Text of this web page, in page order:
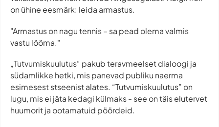
on ühine eesmärk: leida armastus.
"Armastus on nagu tennis – sa pead olema valmis
vastu lööma."
„Tutvumiskuulutus“ pakub teravmeelset dialoogi ja
südamlikke hetki, mis panevad publiku naerma
esimesest stseenist alates. “Tutvumiskuulutus” on
lugu, mis ei jäta kedagi külmaks - see on täis elutervet
huumorit ja ootamatuid pöördeid.